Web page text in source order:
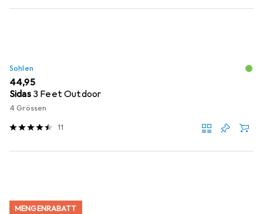
Sohlen
EUR
44,95
Sidas 3 Feet Outdoor
4 Grössen
11
MENGENRABATT